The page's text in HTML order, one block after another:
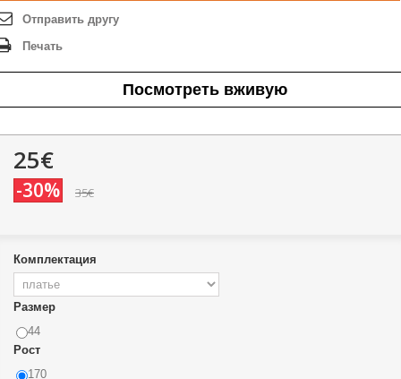
Отправить другу
Печать
Посмотреть вживую
25€
-30% 35€
Комплектация
Размер
44
Рост
170